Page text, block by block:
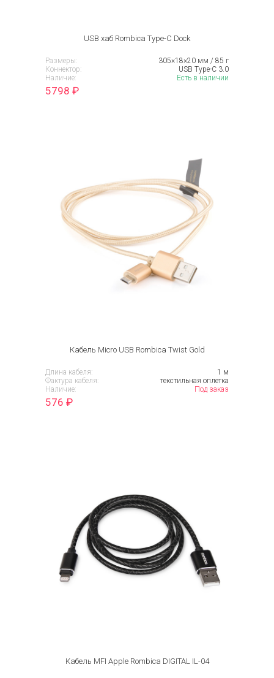
USB хаб Rombica Type-C Dock
Размеры:
305×18×20 мм / 85 г
Коннектор:
USB Type-C 3.0
Наличие:
Есть в наличии
5798 ₽
Кабель Micro USB Rombica Twist Gold
Длина кабеля:
1 м
Фактура кабеля:
текстильная оплетка
Наличие:
Под заказ
576 ₽
Кабель MFI Apple Rombica DIGITAL IL-04